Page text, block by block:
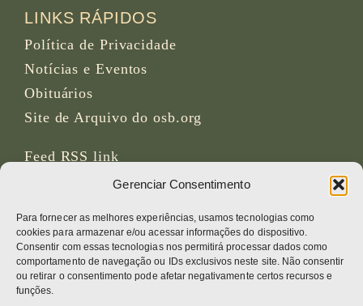
Gerenciar Consentimento
Para fornecer as melhores experiências, usamos tecnologias como
cookies para armazenar e/ou acessar informações do dispositivo.
Consentir com essas tecnologias nos permitirá processar dados como
comportamento de navegação ou IDs exclusivos neste site. Não consentir
ou retirar o consentimento pode afetar negativamente certos recursos e
funções.
LINKS RÁPIDOS
Política de Privacidade
Notícias e Eventos
Obituários
Site de Arquivo do osb.org
Feed RSS link
REDES SOCIAIS
CRÉDITOS